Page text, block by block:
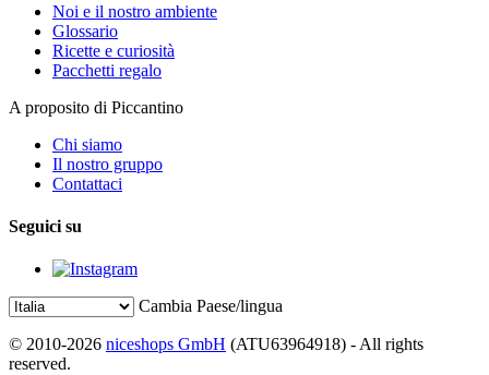
Noi e il nostro ambiente
Glossario
Ricette e curiosità
Pacchetti regalo
A proposito di Piccantino
Chi siamo
Il nostro gruppo
Contattaci
Seguici su
Cambia Paese/lingua
© 2010-2026 niceshops GmbH (ATU63964918) - All rights
reserved.